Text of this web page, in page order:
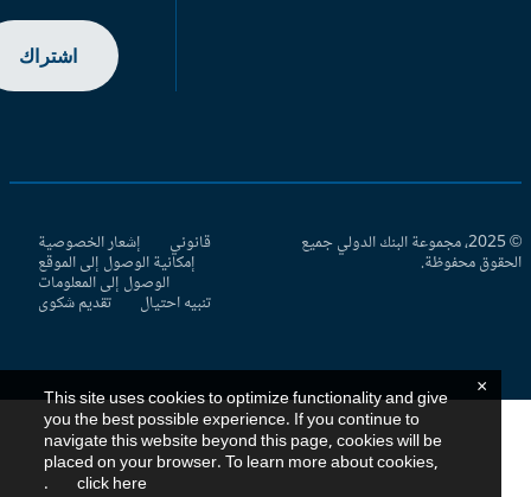
اشتراك
© 2025، مجموعة البنك الدولي جميع
محفوظة.
قانوني إشعار الخصوصية
إمكانية الوصول إلى الموقع
الوصول إلى المعلومات
تنبيه احتيال تقديم شكوى
This site uses cookies to optimize functionality and give
you the best possible experience. If you continue to
navigate this website beyond this page, cookies will be
placed on your browser. To learn more about cookies,
click here